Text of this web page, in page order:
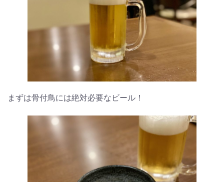
まずは骨付鳥には絶対必要なビール！